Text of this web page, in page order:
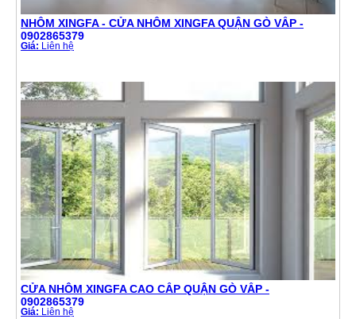
NHÔM XINGFA - CỬA NHÔM XINGFA QUẬN GÒ VẤP -
0902865379
Giá: Liên hệ
CỬA NHÔM XINGFA CAO CẤP QUẬN GÒ VẤP -
0902865379
Giá: Liên hệ